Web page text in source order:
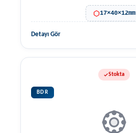
17×40×12mm
Detayı Gör
Stokta
BDR